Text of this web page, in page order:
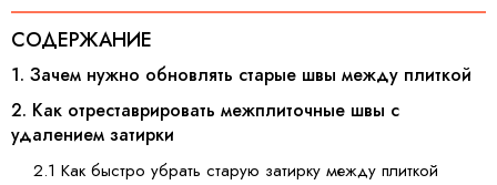
СОДЕРЖАНИЕ
1. Зачем нужно обновлять старые швы между плиткой
2. Как отреставрировать межплиточные швы с
удалением затирки
2.1 Как быстро убрать старую затирку между плиткой